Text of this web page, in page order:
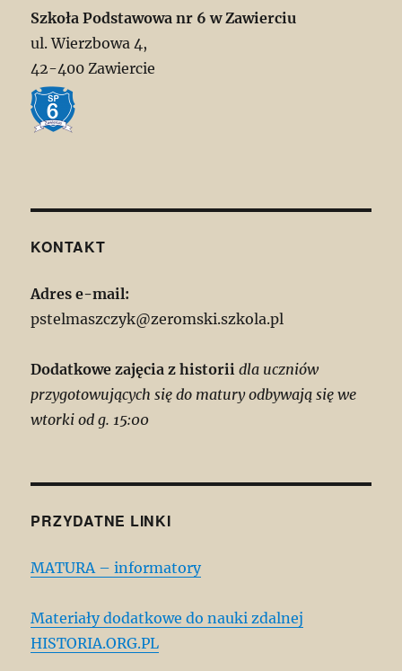
Szkoła Podstawowa nr 6 w Zawierciu
ul. Wierzbowa 4,
42-400 Zawiercie
KONTAKT
Adres e-mail:
pstelmaszczyk@zeromski.szkola.pl
Dodatkowe zajęcia z historii dla uczniów
przygotowujących się do matury odbywają się we
wtorki od g. 15:00
PRZYDATNE LINKI
MATURA – informatory
Materiały dodatkowe do nauki zdalnej
HISTORIA.ORG.PL